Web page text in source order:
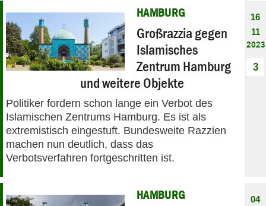
HAMBURG
Großrazzia gegen
Islamisches
Zentrum Hamburg
und weitere Objekte
Politiker fordern schon lange ein Verbot des
Islamischen Zentrums Hamburg. Es ist als
extremistisch eingestuft. Bundesweite Razzien
machen nun deutlich, dass das
Verbotsverfahren fortgeschritten ist.
16
11
2023
3
HAMBURG
04